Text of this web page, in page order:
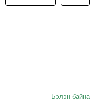
Бэлэн байна